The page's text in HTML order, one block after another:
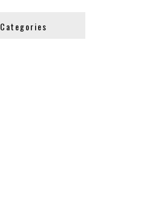
Categories